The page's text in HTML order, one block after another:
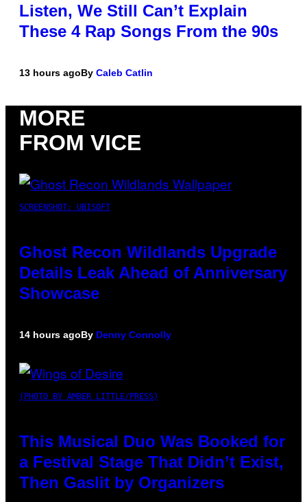
Listen, We Still Can’t Explain
These 4 Rap Songs From the 90s
13 hours agoBy Caleb Catlin
MORE
FROM VICE
SCREENSHOT: UBISOFT
Ghost Recon Wildlands Upgrade
Details Leak Ahead of Anniversary
Showcase
14 hours agoBy Denny Connolly
(PHOTO BY AMBER LITTLE/PRESS)
This Musical Duo Was Booked for
a Festival Stage That Didn’t Exist,
Then Gaslit by Organizers